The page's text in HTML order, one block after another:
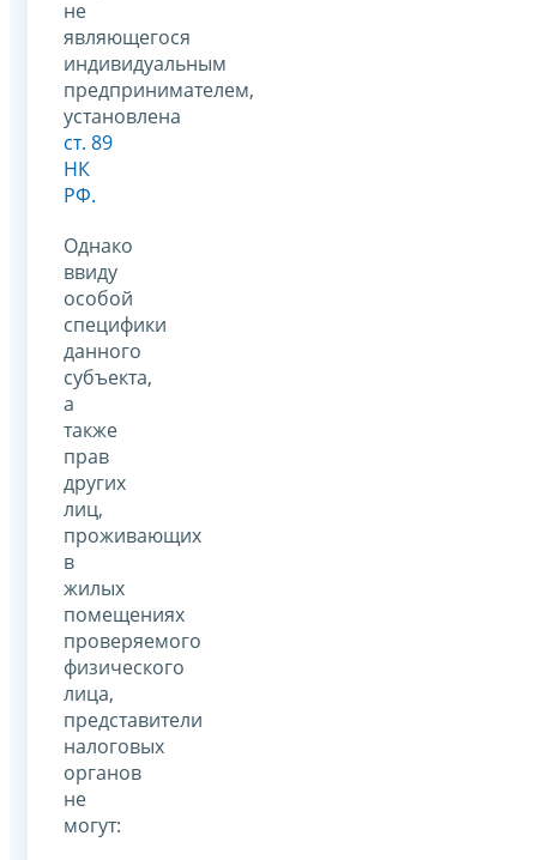
не
являющегося
индивидуальным
предпринимателем,
установлена
ст. 89
НК
РФ.
Однако
ввиду
особой
специфики
данного
субъекта,
а
также
прав
других
лиц,
проживающих
в
жилых
помещениях
проверяемого
физического
лица,
представители
налоговых
органов
не
могут: